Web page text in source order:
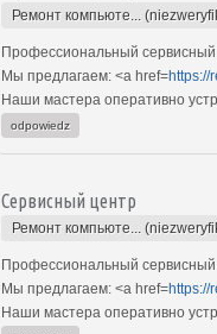
Ремонт компьюте...
Профессиональный сервисный
Мы предлагаем: <a href=https://
Наши мастера оперативно
odpowiedz
Сервисный центр
Ремонт компьюте...
Профессиональный сервисный
Мы предлагаем: <a href=https://
Наши мастера оперативно